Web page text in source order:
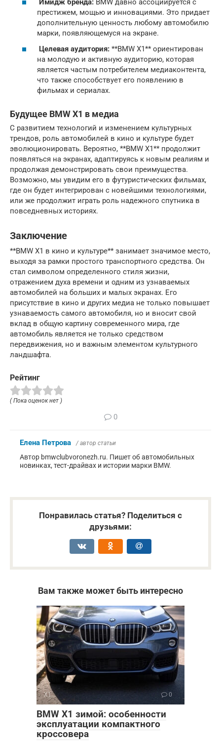
Имидж бренда: BMW давно ассоциируется с
престижем, мощью и инновациями. Это придает
дополнительную ценность любому автомобилю
марки, появляющемуся на экране.
Целевая аудитория: **BMW X1** ориентирован
на молодую и активную аудиторию, которая
является частым потребителем медиаконтента,
что также способствует его появлению в
фильмах и сериалах.
Будущее BMW X1 в медиа
С развитием технологий и изменением культурных
трендов, роль автомобилей в кино и культуре будет
эволюционировать. Вероятно, **BMW X1** продолжит
появляться на экранах, адаптируясь к новым реалиям и
продолжая демонстрировать свои преимущества.
Возможно, мы увидим его в футуристических фильмах,
где он будет интегрирован с новейшими технологиями,
или же продолжит играть роль надежного спутника в
повседневных историях.
Заключение
**BMW X1 в кино и культуре** занимает значимое место,
выходя за рамки простого транспортного средства. Он
стал символом определенного стиля жизни,
отражением духа времени и одним из узнаваемых
автомобилей на больших и малых экранах. Его
присутствие в кино и других медиа не только повышает
узнаваемость самого автомобиля, но и вносит свой
вклад в общую картину современного мира, где
автомобиль является не только средством
передвижения, но и важным элементом культурного
ландшафта.
Рейтинг
( Пока оценок нет )
0
Елена Петрова / автор статьи
Автор bmwclubvoronezh.ru. Пишет об автомобильных
новинках, тест-драйвах и истории марки BMW.
Понравилась статья? Поделиться с
друзьями:
Вам также может быть интересно
X1 0
BMW X1 зимой: особенности
эксплуатации компактного
кроссовера